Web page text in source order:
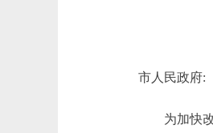
市人民政府:
为加快改